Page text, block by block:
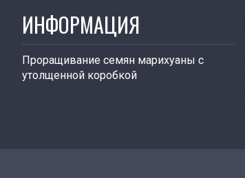
ИНФОРМАЦИЯ
Проращивание семян марихуаны с
утолщенной коробкой